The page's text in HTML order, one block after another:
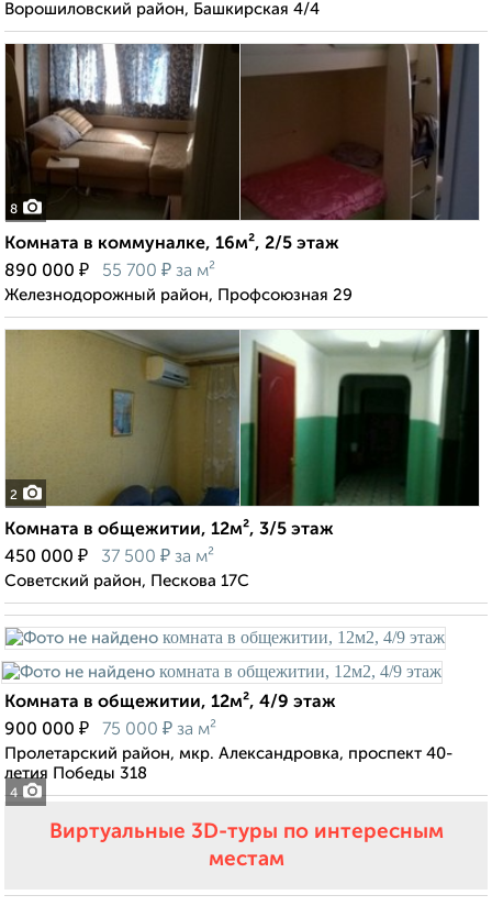
Ворошиловский район, Башкирская 4/4
8
Комната в коммуналке, 16м², 2/5 этаж
890 000 ₽ 55 700 ₽ за м²
Железнодорожный район, Профсоюзная 29
2
Комната в общежитии, 12м², 3/5 этаж
450 000 ₽ 37 500 ₽ за м²
Советский район, Пескова 17С
4
Комната в общежитии, 12м², 4/9 этаж
900 000 ₽ 75 000 ₽ за м²
Пролетарский район, мкр. Александровка, проспект 40-
летия Победы 318
Виртуальные 3D-туры по интересным
местам